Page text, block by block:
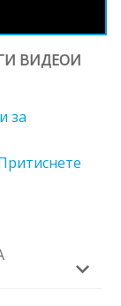
ВИДЕОИ
за